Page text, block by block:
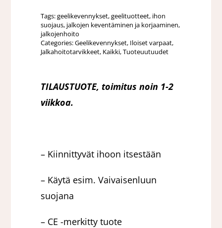
varpaat
Tags:geelikevennykset,geelituotteet, ihon
suojaus, jalkojen keventäminen ja korjaaminen,
jalkojenhoito
Categories:Geelikevennykset, Iloiset varpaat,
Jalkahoitotarvikkeet, Kaikki,Tuoteuutuudet
TILAUSTUOTE, toimitus noin 1-2
viikkoa.
– Kiinnittyvät ihoon itsestään
– Käytä esim. Vaivaisenluun
suojana
– CE -merkitty tuote